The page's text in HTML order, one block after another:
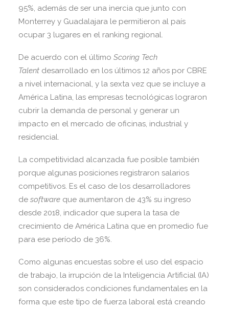
95%, además de ser una inercia que junto con
Monterrey y Guadalajara le permitieron al país
ocupar 3 lugares en el ranking regional.
De acuerdo con el último Scoring Tech
Talent desarrollado en los últimos 12 años por CBRE
a nivel internacional, y la sexta vez que se incluye a
América Latina, las empresas tecnológicas lograron
cubrir la demanda de personal y generar un
impacto en el mercado de oficinas, industrial y
residencial.
La competitividad alcanzada fue posible también
porque algunas posiciones registraron salarios
competitivos. Es el caso de los desarrolladores
de software que aumentaron de 43% su ingreso
desde 2018, indicador que supera la tasa de
crecimiento de América Latina que en promedio fue
para ese período de 36%.
Como algunas encuestas sobre el uso del espacio
de trabajo, la irrupción de la Inteligencia Artificial (IA)
son considerados condiciones fundamentales en la
forma que este tipo de fuerza laboral está creando